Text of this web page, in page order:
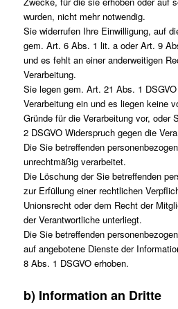
wurden, nicht mehr notwendig.
Sie widerrufen Ihre Einwilligung, auf
gem. Art. 6 Abs. 1 lit. a oder Art. 9
und es fehlt an einer anderweitigen
Verarbeitung.
Sie legen gem. Art. 21 Abs. 1
Verarbeitung ein und es liegen keine
Gründe für die Verarbeitung vor, oder
2 DSGVO Widerspruch gegen die
Die Sie betreffenden
unrechtmäßig verarbeitet.
Die Löschung der Sie betreffenden
zur Erfüllung einer rechtlichen
Unionsrecht oder dem Recht der
der Verantwortliche unterliegt.
Die Sie betreffenden
auf angebotene Dienste der
8 Abs. 1 DSGVO erhoben.
b) Information an Dritte